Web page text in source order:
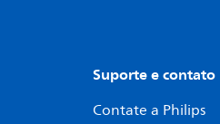
Suporte e contato
Contate a Philips